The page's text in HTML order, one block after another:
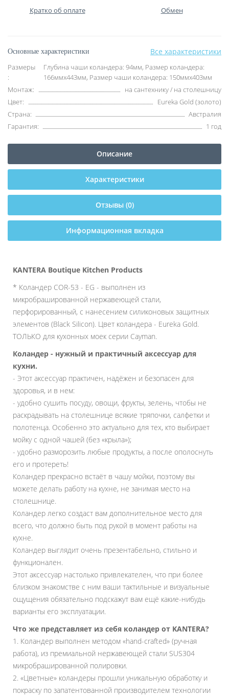
Кратко об оплате Обмен
Основные характеристики Все характеристики
Размеры
:
Глубина чаши коландера: 94мм, Размер коландера:
166ммх443мм, Размер чаши коландера: 150ммх403мм
Монтаж:
на сантехнику / на столешницу
Цвет:
Eureka Gold (золото)
Страна:
Австралия
Гарантия:
1 год
Описание
Характеристики
Отзывы (0)
Информационная вкладка
KANTERA Boutique Kitchen Products
* Коландер COR-53 - EG - выполнен из
микробрашированной нержавеющей стали,
перфорированный, с нанесением силиконовых защитных
элементов (Black Silicon). Цвет коландера - Eureka Gold.
ТОЛЬКО для кухонных моек серии Cayman.
Коландер - нужный и практичный аксессуар для
кухни.
- Этот аксессуар практичен, надёжен и безопасен для
здоровья, и в нем:
- удобно сушить посуду, овощи, фрукты, зелень, чтобы не
раскрадывать на столешнице всякие тряпочки, салфетки и
полотенца. Особенно это актуально для тех, кто выбирает
мойку с одной чашей (без «крыла»);
- удобно разморозить любые продукты, а после ополоснуть
его и протереть!
Коландер прекрасно встаёт в чашу мойки, поэтому вы
можете делать работу на кухне, не занимая место на
столешнице.
Коландер легко создаст вам дополнительное место для
всего, что должно быть под рукой в момент работы на
кухне.
Коландер выглядит очень презентабельно, стильно и
функционален.
Этот аксессуар настолько привлекателен, что при более
близком знакомстве с ним ваши тактильные и визуальные
ощущения обязательно подскажут вам ещё какие-нибудь
варианты его эксплуатации.
Что же представляет из себя коландер от KANTERA?
1. Коландер выполнен методом «hand-crafted» (ручная
работа), из премиальной нержавеющей стали SUS304
микробрашированной полировки.
2. «Цветные» коландеры прошли уникальную обработку и
покраску по запатентованной производителем технологии